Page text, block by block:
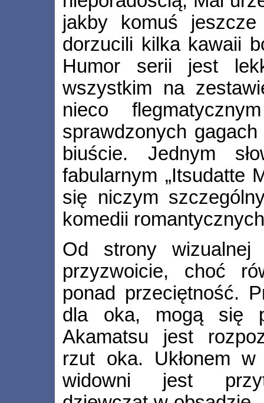
jakby komuś
dorzucili kilka kawaii
Humor serii jest
wszystkim na
nieco
sprawdzonych
biuście. Jednym
fabularnym „Itsudatte
się niczym
komedii
Od strony wizualnej
przyzwoicie, choć
ponad przeciętność.
dla oka, mogą się
Akamatsu jest
rzut oka. Ukłonem
widowni jest